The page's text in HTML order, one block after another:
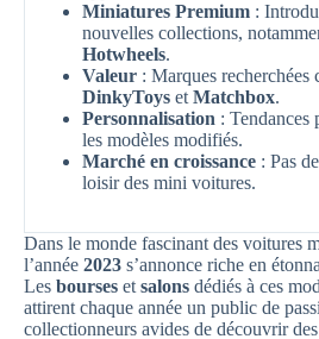
Miniatures Premium :
nouvelles collections,
Hotwheels.
Valeur : Marques recherchées
DinkyToys et Matchbox.
Personnalisation : Tendances
les modèles modifiés.
Marché en croissance : Pas
loisir des mini voitures.
Dans le monde fascinant des voitures
l’année 2023 s’annonce riche en
Les bourses et salons dédiés à ces
attirent chaque année un public de
collectionneurs avides de découvrir